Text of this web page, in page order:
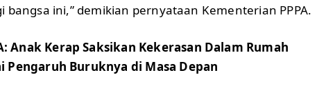
bangsa ini,” demikian pernyataan Kementerian PPPA.
Anak Kerap Saksikan Kekerasan Dalam Rumah
Pengaruh Buruknya di Masa Depan